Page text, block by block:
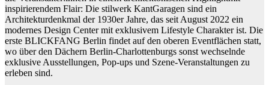
inspirierendem Flair: Die stilwerk KantGaragen sind ein
Architekturdenkmal der 1930er Jahre, das seit August 2022 ein
modernes Design Center mit exklusivem Lifestyle Charakter ist. Die
erste BLICKFANG Berlin findet auf den oberen Eventflächen statt,
wo über den Dächern Berlin-Charlottenburgs sonst wechselnde
exklusive Ausstellungen, Pop-ups und Szene-Veranstaltungen zu
erleben sind.